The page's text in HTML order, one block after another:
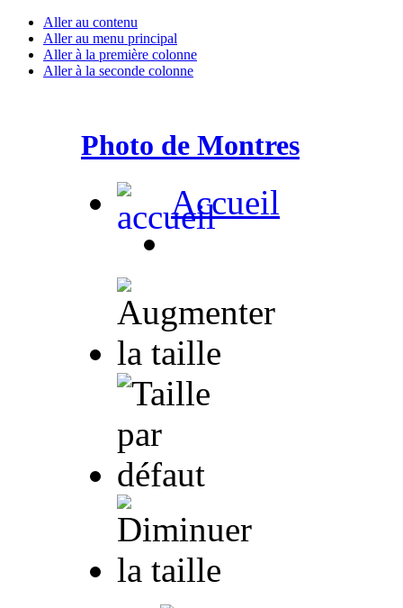
Aller au contenu
Aller au menu principal
Aller à la première colonne
Aller à la seconde colonne
Photo de Montres
Accueil